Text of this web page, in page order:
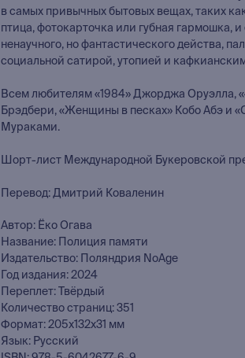
в самых привычных бытовых вещах, таких
птица, фотокарточка или губная гармошка, и
ненаучного, но фантастического действа,
социальной сатирой, утопией и
Всем любителям «1984» Джорджа Оруэлла,
Брэдбери, «Женщины в песках» Кобо Абэ и
Мураками.
Шорт-лист Международной Букеровской
Перевод: Дмитрий Коваленин
Автор: Ёко Огава
Название: Полиция памяти
Издательство: Поляндрия NoAge
Год издания: 2024
Переплет: Твёрдый
Количество страниц: 351
Формат: 205х132х31 мм
Язык: Русский